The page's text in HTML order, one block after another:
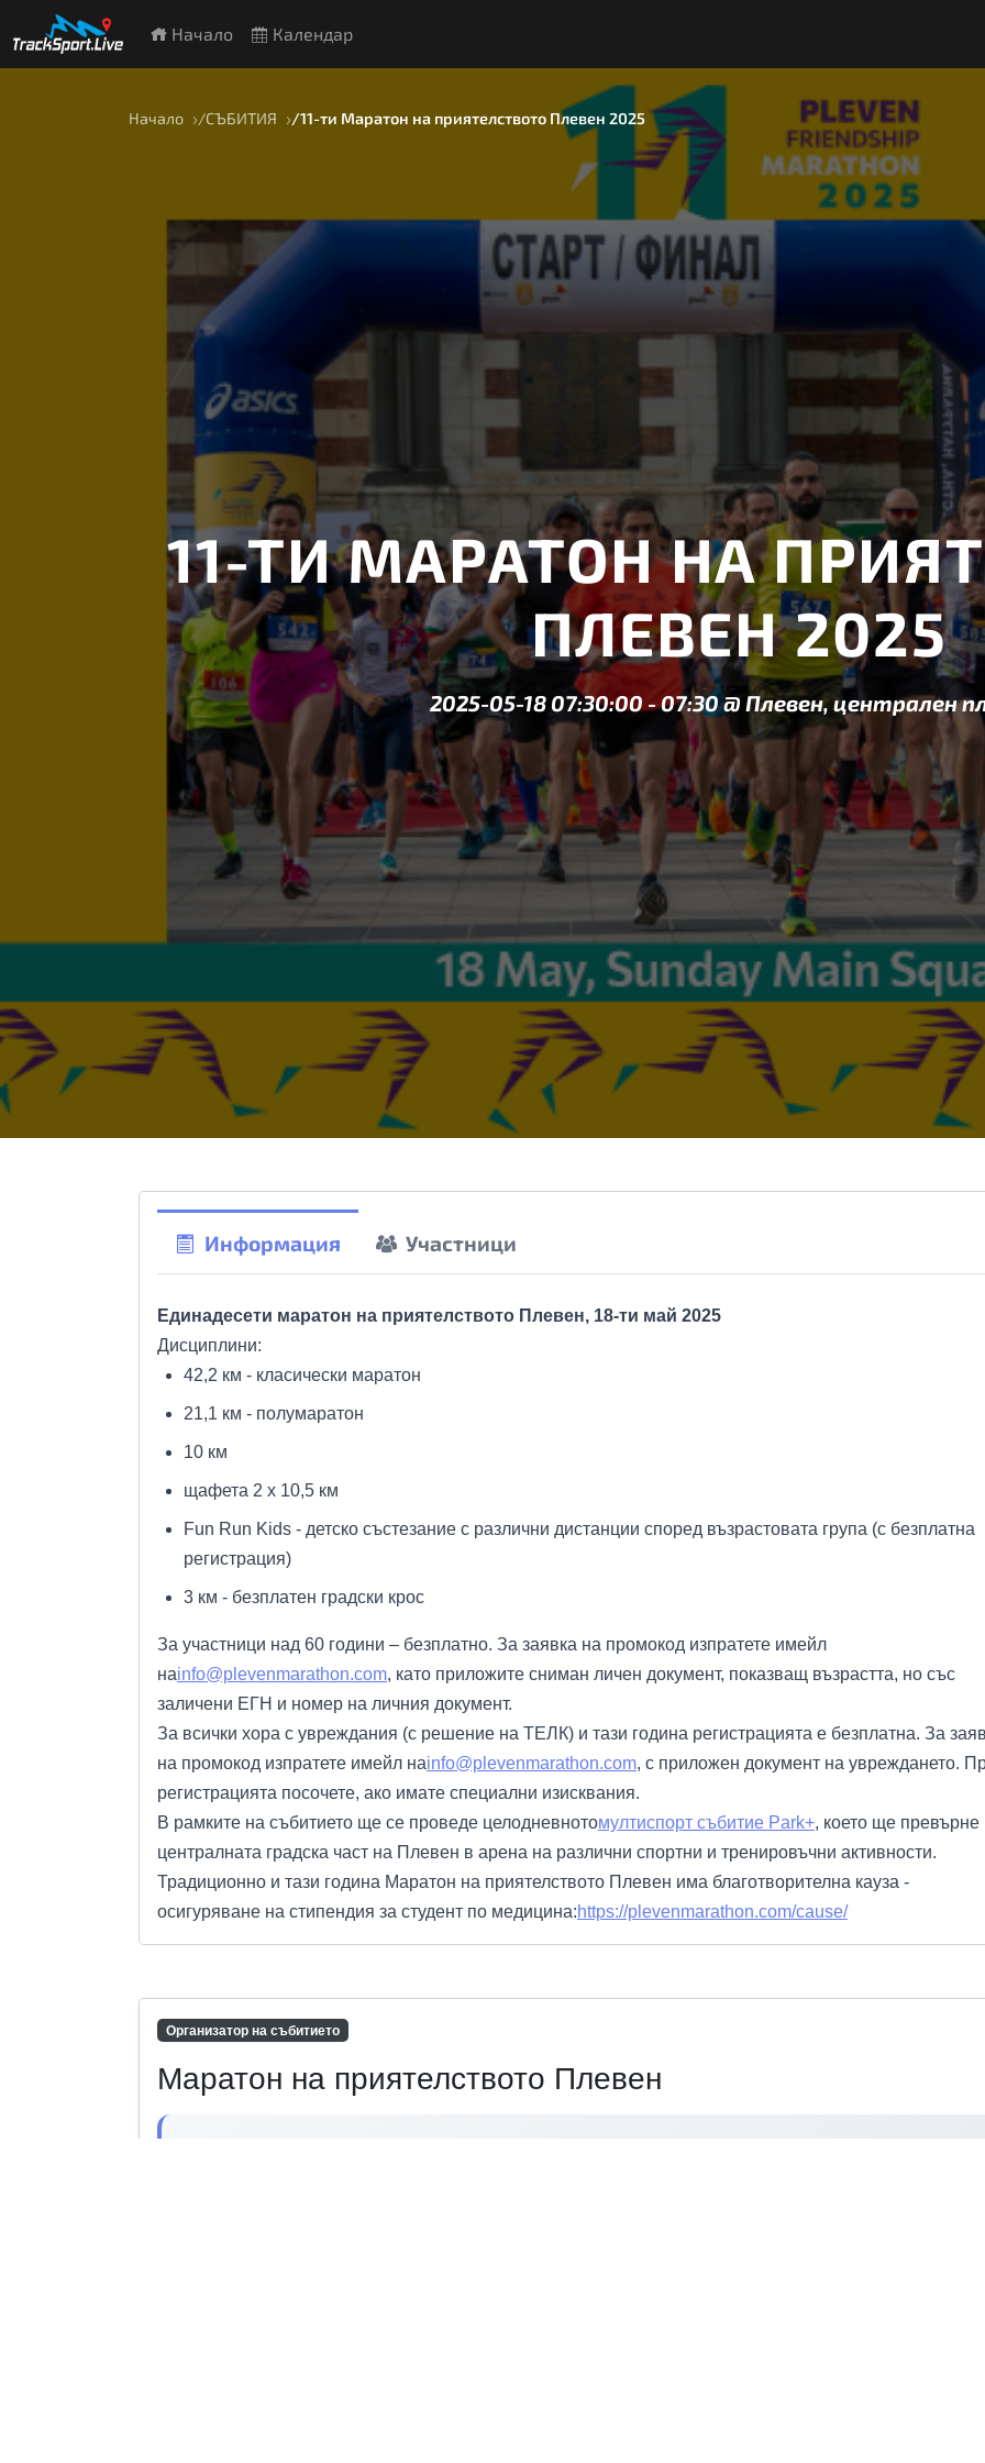
Начало Календар
Начало СЪБИТИЯ 11-ти Маратон на приятелството Плевен 2025
11-ТИ МАРАТОН НА
ПЛЕВЕН 2025
2025-05-18 07:30:00-07:30@ Плевен, централен
Информация Участници
Единадесети маратон на приятелството Плевен, 18-ти май 2025
Дисциплини:
42,2 км - класически маратон
21,1 км - полумаратон
10 км
щафета 2 х 10,5 км
Fun Run Kids - детско състезание с различни дистанции според възрастовата група (с безплатна
регистрация)
3 км - безплатен градски крос
За участници над 60 години – безплатно. За заявка на промокод изпратете имейл
наinfo@plevenmarathon.com, като приложите сниман личен документ, показващ възрастта, но със
заличени ЕГН и номер на личния документ.
За всички хора с увреждания (с решение на ТЕЛК) и тази година регистрацията е безплатна. За
на промокод изпратете имейл наinfo@plevenmarathon.com, с приложен документ на увреждането.
регистрацията посочете, ако имате специални изисквания.
В рамките на събитието ще се проведе целодневнотомултиспорт събитие Park+, което ще превърне
централната градска част на Плевен в арена на различни спортни и тренировъчни активности.
Традиционно и тази година Маратон на приятелството Плевен има благотворителна кауза -
осигуряване на стипендия за студент по медицина:https://plevenmarathon.com/cause/
Организатор на събитието
Маратон на приятелството Плевен